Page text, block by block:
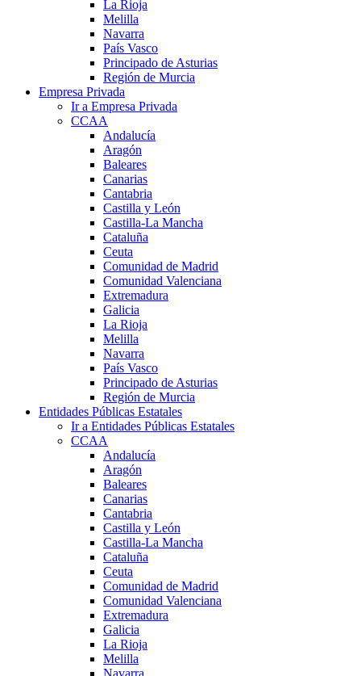
La Rioja
Melilla
Navarra
País Vasco
Principado de Asturias
Región de Murcia
Empresa Privada
Ir a Empresa Privada
CCAA
Andalucía
Aragón
Baleares
Canarias
Cantabria
Castilla y León
Castilla-La Mancha
Cataluña
Ceuta
Comunidad de Madrid
Comunidad Valenciana
Extremadura
Galicia
La Rioja
Melilla
Navarra
País Vasco
Principado de Asturias
Región de Murcia
Entidades Públicas Estatales
Ir a Entidades Públicas Estatales
CCAA
Andalucía
Aragón
Baleares
Canarias
Cantabria
Castilla y León
Castilla-La Mancha
Cataluña
Ceuta
Comunidad de Madrid
Comunidad Valenciana
Extremadura
Galicia
La Rioja
Melilla
Navarra